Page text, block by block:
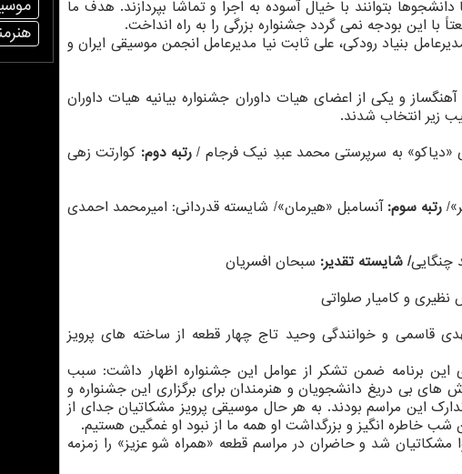
بودجه ۳۰۰ میلیونی نیاز دارد تا دانشجوها بتوانند با خیال آسوده به اجرا و تماشا بپردازند. هدف ما
این بودجه نمی گردد جشنواره بزرگی را به راه انداخت.
بنیاد رودكی، علی ثابت نیا مدیرعامل انجمن موسیقی ایران و
و یكی از اعضای هیات داوران جشنواره بیانیه هیات داوران
زیر انتخاب شدند.
«دیاكو» به سرپرستی محمد عبدِ نیك فرجام / رتبه دوم: كوارتت زهی
رتبه سوم:آنسامبل «هیرمان»/ شایسته قدردانی: امیرمحمد احمدی
چنگایی/ شایسته تقدیر: سبحان افسریان
و كامیار صلواتی
قاسمی و خوانندگی وحید تاج چهار قطعه از ساخته های پرویز
این برنامه ضمن تشكر از عوامل این جشنواره اظهار داشت: سبب
بی دریغ دانشجویان و هنرمندان برای برگزاری این جشنواره و
این مراسم بودند. به هر حال موسیقی پرویز مشكاتیان جدای از
شب خاطره انگیز و بزرگداشت او همه ما از نبود او غمگین هستیم.
مشكاتیان شد و حاضران در مراسم قطعه «همراه شو عزیز» را زمزمه